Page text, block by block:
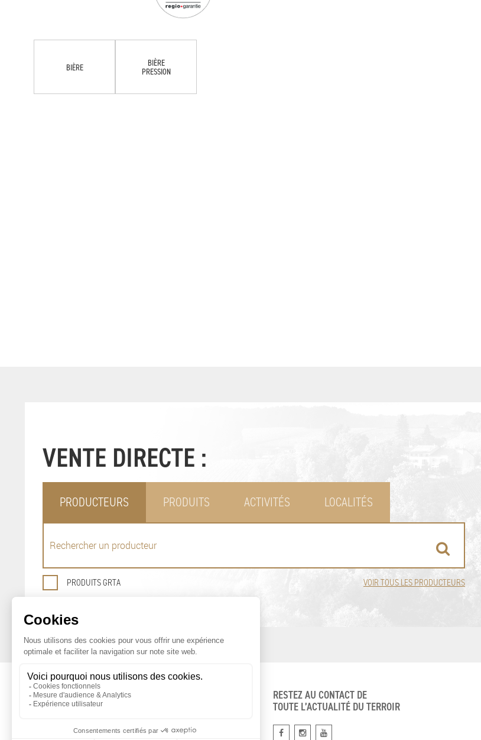
BIÈRE
BIÈRE
PRESSION
VENTE DIRECTE :
PRODUCTEURS PRODUITS ACTIVITÉS LOCALITÉS
PRODUITS GRTA VOIR TOUS LES PRODUCTEURS
OFFICE DE PROMOTION
DES PRODUITS AGRICOLES DE GENÈVE
Maison du Terroir
Tél: 022 388 71 55
RESTEZ AU CONTACT DE
TOUTE L’ACTUALITÉ DU TERROIR